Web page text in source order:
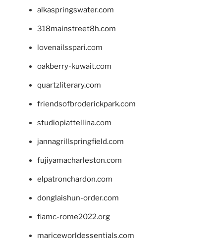
alkaspringswater.com
318mainstreet8h.com
lovenailsspari.com
oakberry-kuwait.com
quartzliterary.com
friendsofbroderickpark.com
studiopiattellina.com
jannagrillspringfield.com
fujiyamacharleston.com
elpatronchardon.com
donglaishun-order.com
fiamc-rome2022.org
mariceworldessentials.com